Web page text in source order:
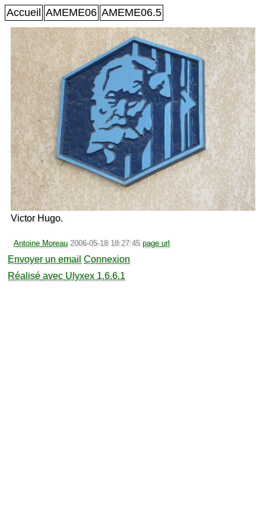
Accueil AMEME06 AMEME06.5
Victor Hugo.
Antoine Moreau 2006-05-18 18:27:45 page url
Envoyer un email Connexion
Réalisé avec Ulyxex 1.6.6.1